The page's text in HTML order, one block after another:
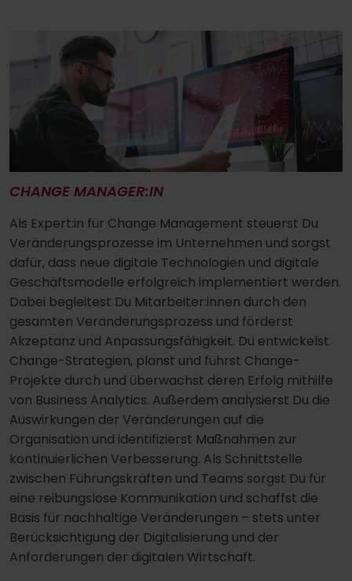
CHANGE MANAGER:IN
Als Expert:in für Change Management steuerst Du
Veränderungsprozesse im Unternehmen und sorgst
dafür, dass neue digitale Technologien und digitale
Geschäftsmodelle erfolgreich implementiert werden.
Dabei begleitest Du Mitarbeiter:innen durch den
gesamten Veränderungsprozess und förderst
Akzeptanz und Anpassungsfähigkeit. Du entwickelst
Change-Strategien, planst und führst Change-
Projekte durch und überwachst deren Erfolg mithilfe
von Business Analytics. Außerdem analysierst Du die
Auswirkungen der Veränderungen auf die
Organisation und identifizierst Maßnahmen zur
kontinuierlichen Verbesserung. Als Schnittstelle
zwischen Führungskräften und Teams sorgst Du für
eine reibungslose Kommunikation und schaffst die
Basis für nachhaltige Veränderungen – stets unter
Berücksichtigung der Digitalisierung und der
Anforderungen der digitalen Wirtschaft.